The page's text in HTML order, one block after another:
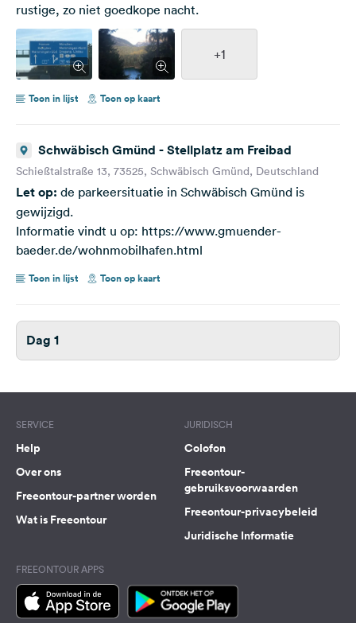
rustige, zo niet goedkope nacht.
+1
Toon in lijst Toon op kaart
Schwäbisch Gmünd - Stellplatz am Freibad
Schießtalstraße 13, 73525, Schwäbisch Gmünd, Deutschland
Let op: de parkeersituatie in Schwäbisch Gmünd is
gewijzigd.
Informatie vindt u op: https://www.gmuender-
baeder.de/wohnmobilhafen.html
Toon in lijst Toon op kaart
Dag 1
SERVICE
Help
Over ons
Freeontour-partner worden
Wat is Freeontour
JURIDISCH
Colofon
Freeontour-
gebruiksvoorwaarden
Freeontour-privacybeleid
Juridische Informatie
FREEONTOUR APPS